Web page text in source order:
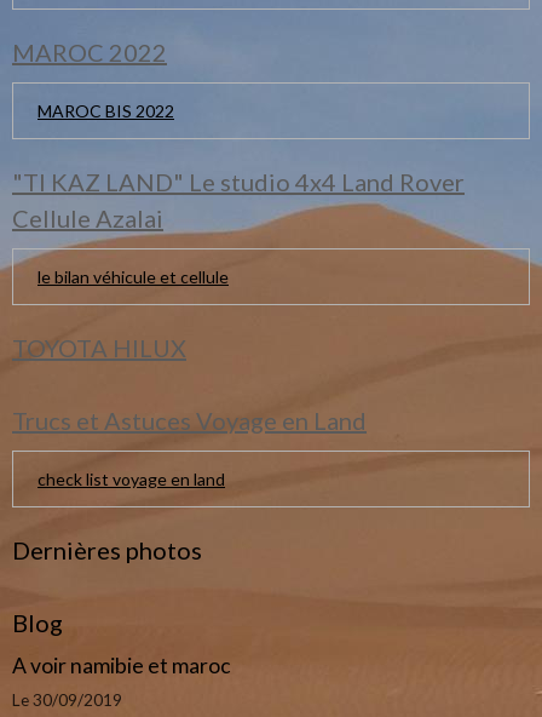
MAROC 2022
MAROC BIS 2022
"TI KAZ LAND" Le studio 4x4 Land Rover
Cellule Azalai
le bilan véhicule et cellule
TOYOTA HILUX
Trucs et Astuces Voyage en Land
check list voyage en land
Dernières photos
Blog
A voir namibie et maroc
Le 30/09/2019